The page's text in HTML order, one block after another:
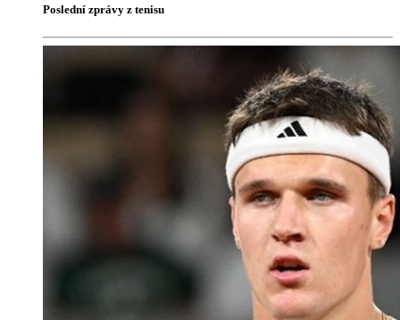
Poslední zprávy z tenisu